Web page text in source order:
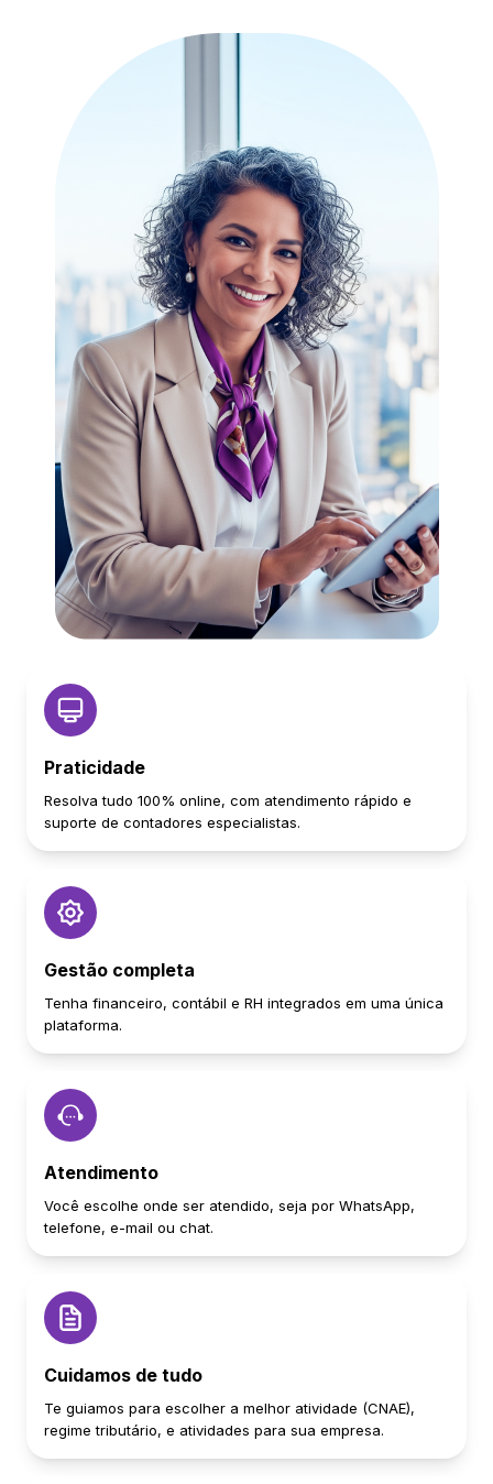
Praticidade
Resolva tudo 100% online, com atendimento rápido e
suporte de contadores especialistas.
Gestão completa
Tenha financeiro, contábil e RH integrados em uma única
plataforma.
Atendimento
Você escolhe onde ser atendido, seja por WhatsApp,
telefone, e-mail ou chat.
Cuidamos de tudo
Te guiamos para escolher a melhor atividade (CNAE),
regime tributário, e atividades para sua empresa.